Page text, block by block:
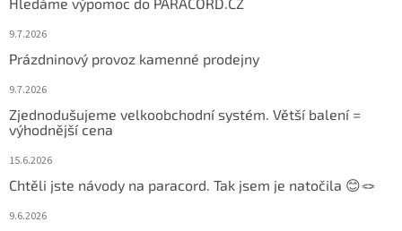
9.7.2026
Prázdninový provoz kamenné prodejny
9.7.2026
Zjednodušujeme velkoobchodní systém. Větší balení =
výhodnější cena
15.6.2026
Chtěli jste návody na paracord. Tak jsem je natočila 😊🪢
9.6.2026